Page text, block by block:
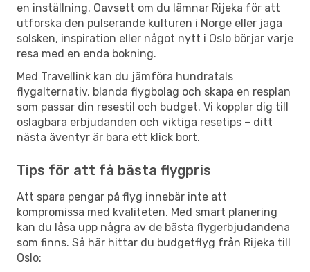
en inställning. Oavsett om du lämnar Rijeka för att
utforska den pulserande kulturen i Norge eller jaga
solsken, inspiration eller något nytt i Oslo börjar varje
resa med en enda bokning.
Med Travellink kan du jämföra hundratals
flygalternativ, blanda flygbolag och skapa en resplan
som passar din resestil och budget. Vi kopplar dig till
oslagbara erbjudanden och viktiga resetips – ditt
nästa äventyr är bara ett klick bort.
Tips för att få bästa flygpris
Att spara pengar på flyg innebär inte att
kompromissa med kvaliteten. Med smart planering
kan du låsa upp några av de bästa flygerbjudandena
som finns. Så här hittar du budgetflyg från Rijeka till
Oslo: